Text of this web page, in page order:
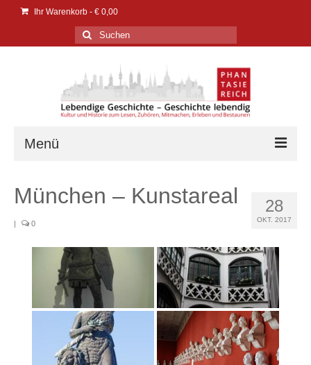
Ihr Warenkorb - € 0,00
Suchen
nach:
Menü
PresseService
PresseEcho
Kontakt
Bibliotheken
28
OKT. 2017
München – Kunstareal
0